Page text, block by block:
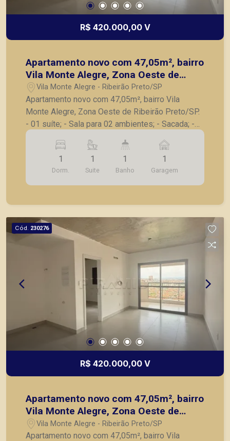
R$ 420.000,00 V
Apartamento novo com 47,05m², bairro
Vila Monte Alegre, Zona Oeste de
Ribeirão Preto/SP.
Vila Monte Alegre - Ribeirão Preto/SP
Apartamento novo com 47,05m², bairro Vila
Monte Alegre, Zona Oeste de Ribeirão Preto/SP.
- 01 suíte; - Sala para 02 ambientes; - Sacada; -
Cozinha; - Área de serviço; - 1 vaga de garagem.
A Piramid tem como objetivo atender seus
clientes com agilidade e segurança, em locação,
vendas de imóveis prontos, usados ou mesmo
nos principais lançamentos da cidade de Ribeirão
1
Dorm.
1
Suite
1
Banho
1
Garagem
Cód. 230276
R$ 420.000,00 V
Apartamento novo com 47,05m², bairro
Vila Monte Alegre, Zona Oeste de
Ribeirão Preto/SP.
Vila Monte Alegre - Ribeirão Preto/SP
Apartamento novo com 47,05m², bairro Vila